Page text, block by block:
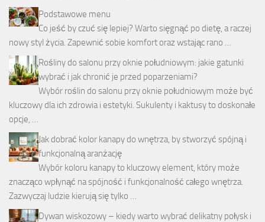
Podstawowe menu
Co jeść by czuć się lepiej? Warto sięgnąć po dietę, a raczej
nowy styl życia. Zapewnić sobie komfort oraz wstając rano …
Rośliny do salonu przy oknie południowym: jakie gatunki
wybrać i jak chronić je przed poparzeniami?
Wybór roślin do salonu przy oknie południowym może być
kluczowy dla ich zdrowia i estetyki. Sukulenty i kaktusy to doskonałe
opcje, …
Jak dobrać kolor kanapy do wnętrza, by stworzyć spójną i
funkcjonalną aranżację
Wybór koloru kanapy to kluczowy element, który może
znacząco wpłynąć na spójność i funkcjonalność całego wnętrza.
Zazwyczaj ludzie kierują się tylko …
Dywan wiskozowy – kiedy warto wybrać delikatny połysk i